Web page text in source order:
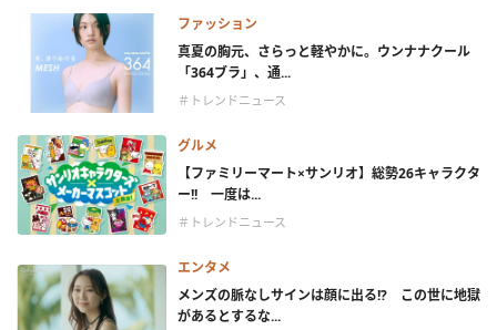
ファッション
真夏の胸元、さらっと軽やかに。ウンナナクール
「364ブラ」、通...
＃トレンドニュース
グルメ
【ファミリーマート×サンリオ】総勢26キャラクタ
ー!! 一度は...
＃トレンドニュース
エンタメ
メンズの脈なしサインは顔に出る!? この世に地獄
があるとするな...